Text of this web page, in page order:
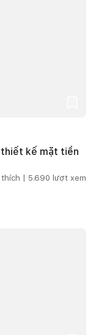
thiết kế mặt tiền
| 5.690 lượt xem